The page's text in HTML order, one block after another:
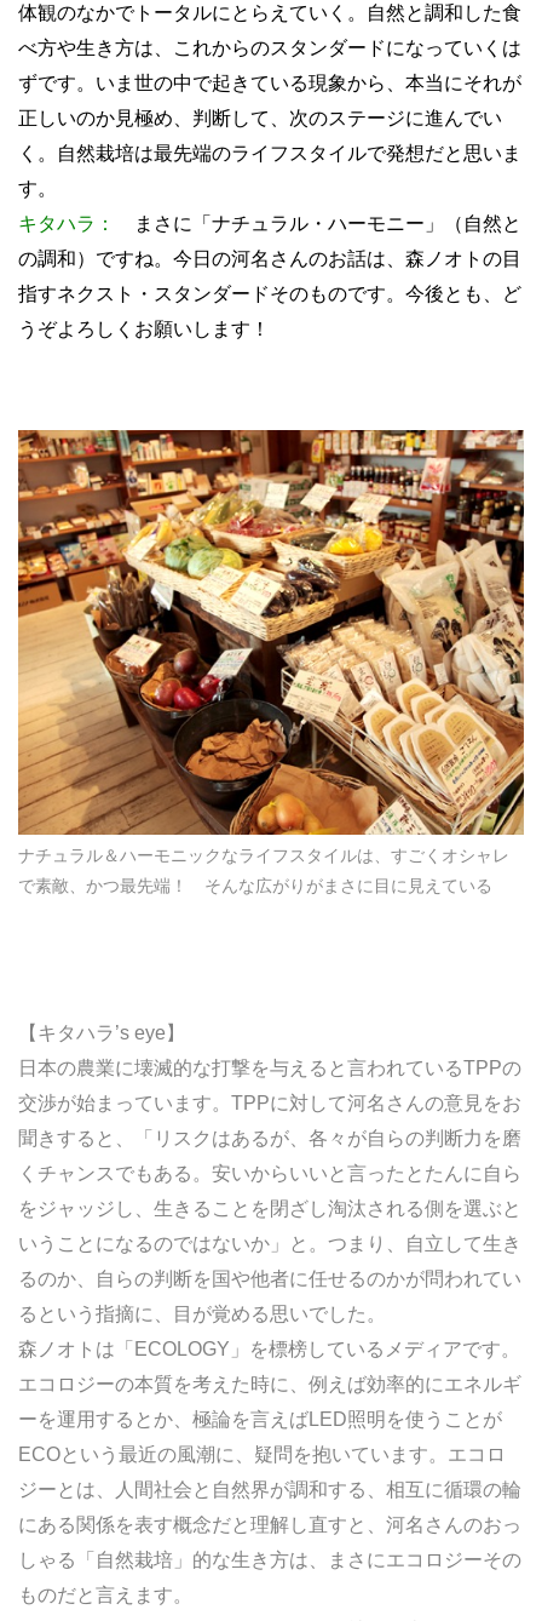
体観のなかでトータルにとらえていく。自然と調和した食
べ方や生き方は、これからのスタンダードになっていくは
ずです。いま世の中で起きている現象から、本当にそれが
正しいのか見極め、判断して、次のステージに進んでい
く。自然栽培は最先端のライフスタイルで発想だと思いま
す。
キタハラ：
まさに「ナチュラル・ハーモニー」（自然と
の調和）ですね。今日の河名さんのお話は、森ノオトの目
指すネクスト・スタンダードそのものです。今後とも、ど
うぞよろしくお願いします！
ナチュラル＆ハーモニックなライフスタイルは、すごくオシャレ
で素敵、かつ最先端！ そんな広がりがまさに目に見えている
【キタハラ’s eye】
日本の農業に壊滅的な打撃を与えると言われているTPPの
交渉が始まっています。TPPに対して河名さんの意見をお
聞きすると、「リスクはあるが、各々が自らの判断力を磨
くチャンスでもある。安いからいいと言ったとたんに自ら
をジャッジし、生きることを閉ざし淘汰される側を選ぶと
いうことになるのではないか」と。つまり、自立して生き
るのか、自らの判断を国や他者に任せるのかが問われてい
るという指摘に、目が覚める思いでした。
森ノオトは「ECOLOGY」を標榜しているメディアです。
エコロジーの本質を考えた時に、例えば効率的にエネルギ
ーを運用するとか、極論を言えばLED照明を使うことが
ECOという最近の風潮に、疑問を抱いています。エコロ
ジーとは、人間社会と自然界が調和する、相互に循環の輪
にある関係を表す概念だと理解し直すと、河名さんのおっ
しゃる「自然栽培」的な生き方は、まさにエコロジーその
ものだと言えます。